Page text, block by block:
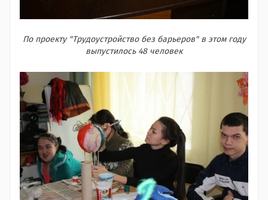
По проекту "Трудоустройство без барьеров" в этом году
выпустилось 48 человек